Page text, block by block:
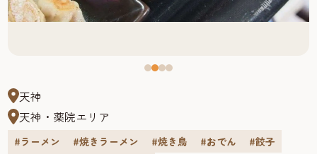
天神
天神・薬院エリア
#ラーメン #焼きラーメン #焼き鳥 #おでん
#餃子